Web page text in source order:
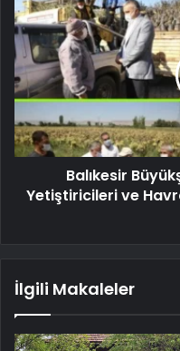
Balıkesir
Yetiştiricileri ve
İlgili Makaleler